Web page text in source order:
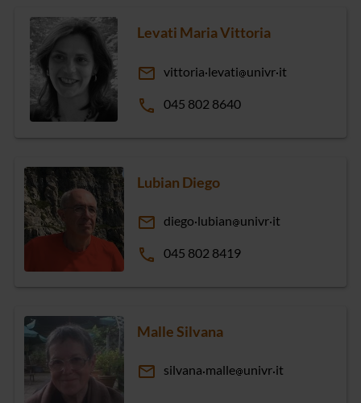
Levati Maria Vittoria
email vittoria levati univr it
phone 045 802 8640
Lubian Diego
email diego lubian univr it
phone 045 802 8419
Malle Silvana
email silvana malle univr it